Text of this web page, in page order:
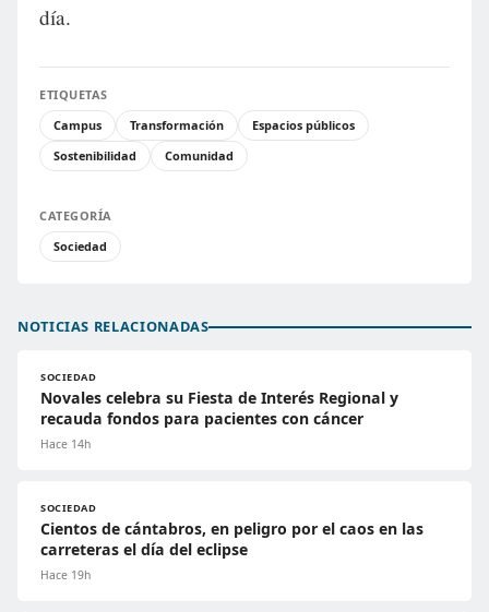
día.
ETIQUETAS
Campus
Transformación
Espacios públicos
Sostenibilidad
Comunidad
CATEGORÍA
Sociedad
NOTICIAS RELACIONADAS
SOCIEDAD
Novales celebra su Fiesta de Interés Regional y
recauda fondos para pacientes con cáncer
Hace 14h
SOCIEDAD
Cientos de cántabros, en peligro por el caos en las
carreteras el día del eclipse
Hace 19h